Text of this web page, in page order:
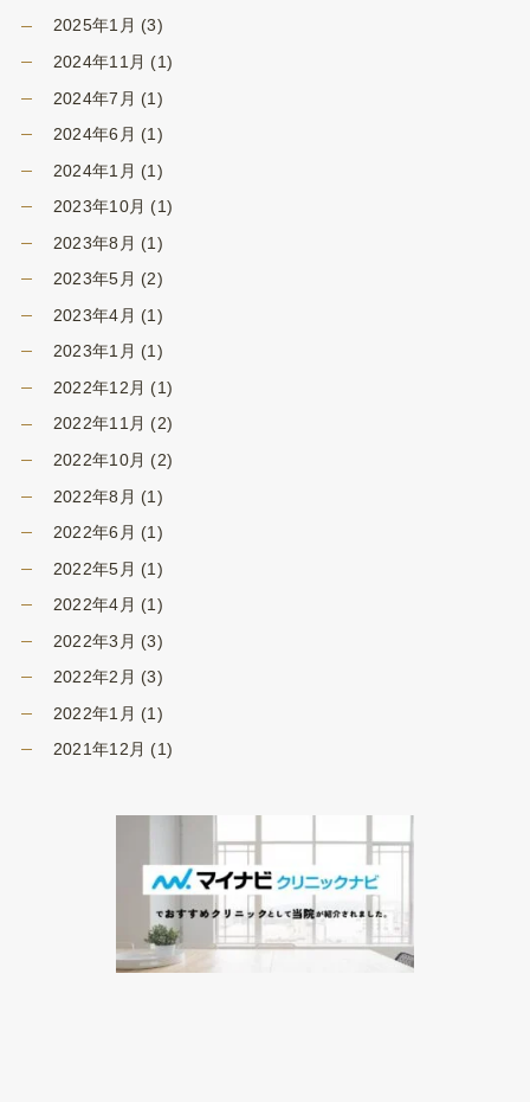
2025年1月 (3)
2024年11月 (1)
2024年7月 (1)
2024年6月 (1)
2024年1月 (1)
2023年10月 (1)
2023年8月 (1)
2023年5月 (2)
2023年4月 (1)
2023年1月 (1)
2022年12月 (1)
2022年11月 (2)
2022年10月 (2)
2022年8月 (1)
2022年6月 (1)
2022年5月 (1)
2022年4月 (1)
2022年3月 (3)
2022年2月 (3)
2022年1月 (1)
2021年12月 (1)